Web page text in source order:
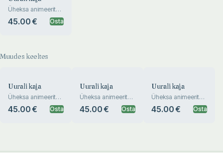
Üheksa animeeritud
juttu soome-ugri
naistest ja meestest
45.00 € Osta
Muudes keeltes
Uurali kaja
Üheksa animeeritud
juttu soome-ugri
naistest ja meestest
45.00 € Osta
Uurali kaja
Üheksa animeeritud
juttu soome-ugri
naistest ja meestest
45.00 € Osta
Uurali kaja
Üheksa animeeritud
juttu soome-ugri
naistest ja meestest
45.00 € Osta